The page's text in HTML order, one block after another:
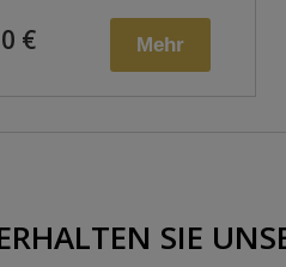
€ Mehr
SIE